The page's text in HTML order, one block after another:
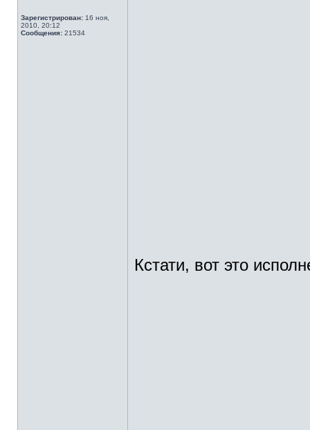
Зарегистрирован: 16 ноя,
2010, 20:12
Сообщения: 21534
Кстати, вот это